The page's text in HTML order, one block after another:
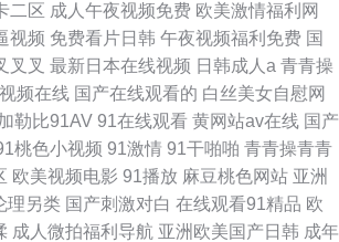
二区 成人午夜视频免费 欧美激情福利网
视频 免费看片日韩 午夜视频福利免费 国
叉叉 最新日本在线视频 日韩成人a 青青操
频在线 国产在线观看的 白丝美女自慰网
勒比91AV 91在线观看 黄网站av在线 国产
桃色小视频 91激情 91干啪啪 青青操青青
欧美视频电影 91播放 麻豆桃色网站 亚洲
理另类 国产刺激对白 在线观看91精品 欧
成人微拍福利导航 亚洲欧美国产日韩 成年